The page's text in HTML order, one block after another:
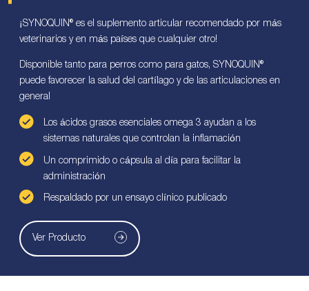
¡SYNOQUIN® es el suplemento articular recomendado por más
veterinarios y en más países que cualquier otro!
Disponible tanto para perros como para gatos, SYNOQUIN®
puede favorecer la salud del cartílago y de las articulaciones en
general
Los ácidos grasos esenciales omega 3 ayudan a los
sistemas naturales que controlan la inflamación
Un comprimido o cápsula al día para facilitar la
administración
Respaldado por un ensayo clínico publicado
Ver Producto